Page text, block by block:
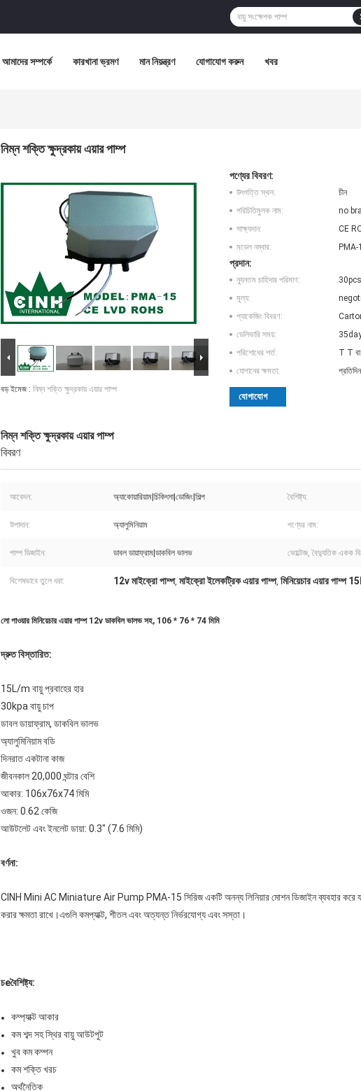
আমাদের সম্পর্কে কারখানা ভ্রমণ মান নিয়ন্ত্রণ যোগাযোগ করুন খবর
নিম্ন শক্তি ক্ষুদ্রকায় এয়ার পাম্প
বড় ইমেজ : নিম্ন শক্তি ক্ষুদ্রকায় এয়ার পাম্প
পণ্যের বিবরণ:
উৎপত্তি স্থল:
চীন
পরিচিতিমুলক নাম:
no
সাক্ষ্যদান:
CE
মডেল নম্বার:
PMA-
প্রদান:
ন্যূনতম চাহিদার পরিমাণ:
30pcs
মূল্য:
প্যাকেজিং বিবরণ:
Carton
ডেলিভারি সময়:
পরিশোধের শর্ত:
T T
যোগানের ক্ষমতা:
যোগাযোগ
নিম্ন শক্তি ক্ষুদ্রকায় এয়ার পাম্প
বিবরণ
আবেদন: অ্যাকোয়ারিয়াম|চিকিৎসা|ডোজিং|শিল্প বৈশিষ্ট্য:
উপাদান: অ্যালুমিনিয়াম পণ্যের নাম:
পাম্প ডিজাইন: ডাবল ডায়াফ্রাম|ডাকবিল ভালভ ভোল্টেজ, বৈদ্যুতিক একক
বিশেষভাবে তুলে ধরা: 12v মাইক্রো পাম্প, মাইক্রো ইলেকট্রিক এয়ার পাম্প, মিনিয়েচার এয়ার পাম্প
লো পাওয়ার মিনিয়েচার এয়ার পাম্প 12v ডাকবিল ভালভ সহ, 106 * 76 * 74 মিমি
দ্রুত বিস্তারিত:
15L/m বায়ু প্রবাহের হার
30kpa বায়ু চাপ
ডাবল ডায়াফ্রাম, ডাকবিল ভালভ
অ্যালুমিনিয়াম বডি
দিনরাত একটানা কাজ
জীবনকাল 20,000 ঘন্টার বেশি
আকার: 106x76x74 মিমি
ওজন: 0.62 কেজি
আউটলেট এবং ইনলেট ডায়া: 0.3" (7.6 মিমি)
বর্ণনা:
CINH Mini AC Miniature Air Pump PMA-15 সিরিজ একটি অনন্য লিনিয়ার মোশন ডিজাইন ব্যবহার করে যা
করার ক্ষমতা রাখে।এগুলি কমপ্যাক্ট, শীতল এবং অত্যন্ত নির্ভরযোগ্য এবং সস্তা।
চeবৈশিষ্ট্য:
কম্প্যাক্ট আকার
কম শব্দ সহ স্থির বায়ু আউটপুট
খুব কম কম্পন
কম শক্তি খরচ
অর্থনৈতিক